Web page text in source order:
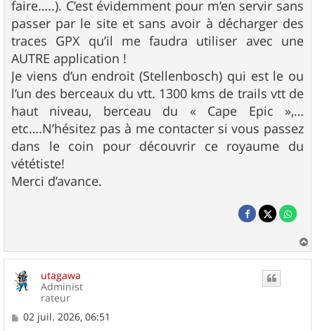
faire…..). C’est évidemment pour m’en servir sans
passer par le site et sans avoir à décharger des
traces GPX qu’il me faudra utiliser avec une
AUTRE application !
Je viens d’un endroit (Stellenbosch) qui est le ou
l’un des berceaux du vtt. 1300 kms de trails vtt de
haut niveau, berceau du « Cape Epic »,…
etc….N’hésitez pas à me contacter si vous passez
dans le coin pour découvrir ce royaume du
vététiste!
Merci d’avance.
a
utagawa
Administ
rateur
M
02 juil. 2026, 06:51